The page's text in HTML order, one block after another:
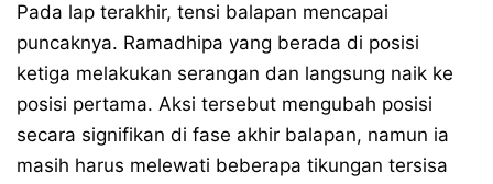
Pada lap terakhir, tensi balapan mencapai
puncaknya. Ramadhipa yang berada di posisi
ketiga melakukan serangan dan langsung naik ke
posisi pertama. Aksi tersebut mengubah posisi
secara signifikan di fase akhir balapan, namun ia
masih harus melewati beberapa tikungan tersisa